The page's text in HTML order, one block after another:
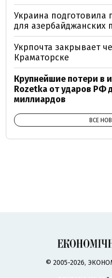
Украина подготовила
для азербайджанских
Укрпочта закрывает
Краматорске
Крупнейшие потери в
Rozetka от ударов РФ
миллиардов
ВСЕ
© 2005-2026,